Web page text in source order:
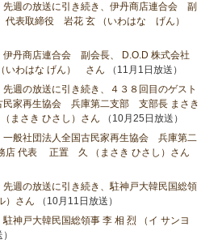
先週の放送に引き続き、伊丹商店連合会 副
代表取締役 岩花 玄 （いわはな げん）
伊丹商店連合会 副会長、 D.O.D 株式会社
わはな げん） さん （11月1日放送）
週の放送に引き続き、４３８回目のゲスト
民家再生協会 兵庫第二支部 支部長 まさき
さき ひさし）さん （10月25日放送）
一般社団法人全国古民家再生協会 兵庫第二
店 代表 正置 久 （まさき ひさし）さん
先週の放送に引き続き、駐神戸大韓民国総領
）さん （10月11日放送）
神戸大韓民国総領事 李 相 烈 （イ サンヨ